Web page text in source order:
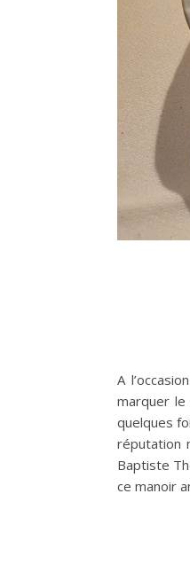
A
marquer le
quelques
réputation
Baptiste
ce manoir